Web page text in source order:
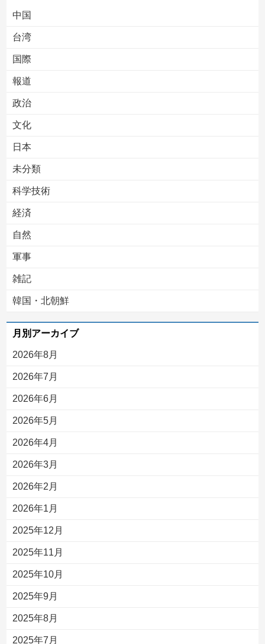
中国
台湾
国際
報道
政治
文化
日本
未分類
科学技術
経済
自然
軍事
雑記
韓国・北朝鮮
月別アーカイブ
2026年8月
2026年7月
2026年6月
2026年5月
2026年4月
2026年3月
2026年2月
2026年1月
2025年12月
2025年11月
2025年10月
2025年9月
2025年8月
2025年7月